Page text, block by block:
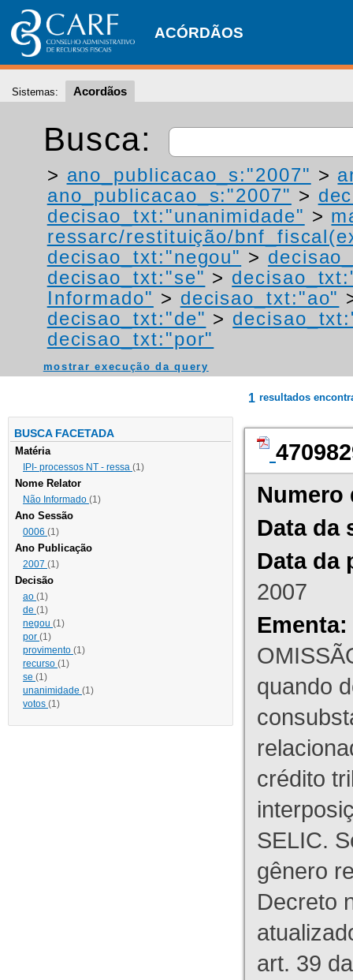
ACÓRDÃOS
Sistemas: Acordãos
Busca:
> ano_publicacao_s:"2007" >
ano_publicacao_s:"2007" >
decisao_txt:"unanimidade" >
ressarc/restituição/
decisao_txt:"negou" >
decisao_txt:"se" >
Informado" > decisao_txt:"ao"
decisao_txt:"de" >
decisao_txt:"por"
mostrar execução da query
BUSCA FACETADA
Matéria
IPI- processos NT - ressa (1)
Nome Relator
Não Informado (1)
Ano Sessão
0006 (1)
Ano Publicação
2007 (1)
Decisão
ao (1)
de (1)
negou (1)
por (1)
provimento (1)
recurso (1)
se (1)
unanimidade (1)
votos (1)
1 resultados
Numero
Data da
Data da
2007
Ementa:
quando
crédito
SELIC.
gênero
Decreto
art. 39